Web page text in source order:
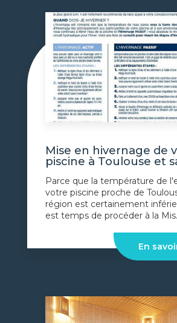
Mise en hivernage de
piscine à Toulouse et
Parce que la température de
votre piscine proche de
région est certainement
est temps de procéder à la
En